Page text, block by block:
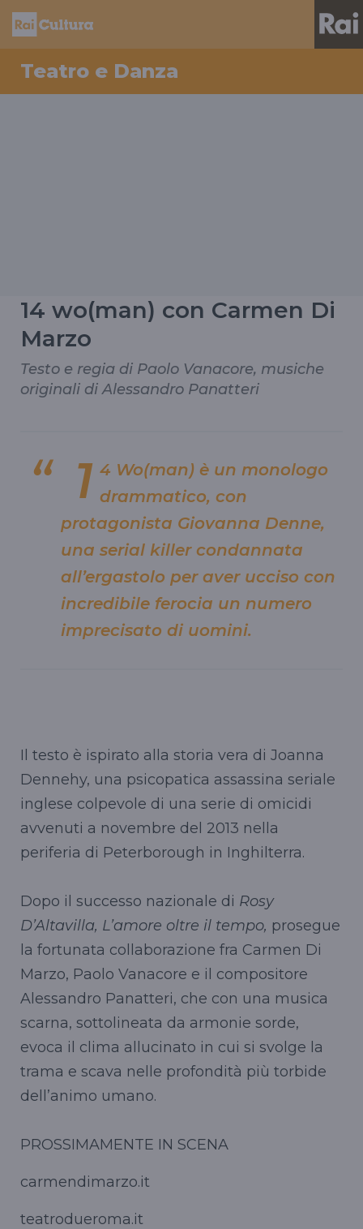
Teatro e Danza
14 wo(man) con Carmen Di
Marzo
Testo e regia di Paolo Vanacore, musiche
originali di Alessandro Panatteri
1 4 Wo(man) è un monologo
drammatico, con
protagonista Giovanna Denne,
una serial killer condannata
all’ergastolo per aver ucciso con
incredibile ferocia un numero
imprecisato di uomini.
Il testo è ispirato alla storia vera di Joanna
Dennehy, una psicopatica assassina seriale
inglese colpevole di una serie di omicidi
avvenuti a novembre del 2013 nella
periferia di Peterborough in Inghilterra.
Dopo il successo nazionale di Rosy
D’Altavilla, L’amore oltre il tempo, prosegue
la fortunata collaborazione fra Carmen Di
Marzo, Paolo Vanacore e il compositore
Alessandro Panatteri, che con una musica
scarna, sottolineata da armonie sorde,
evoca il clima allucinato in cui si svolge la
trama e scava nelle profondità più torbide
dell’animo umano.
PROSSIMAMENTE IN SCENA
carmendimarzo.it
teatrodueroma.it